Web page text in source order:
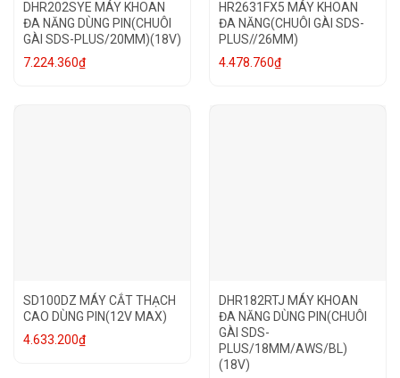
DHR202SYE MÁY KHOAN
ĐA NĂNG DÙNG PIN(CHUÔI
GÀI SDS-PLUS/20MM)(18V)
7.224.360₫
HR2631FX5 MÁY KHOAN
ĐA NĂNG(CHUÔI GÀI SDS-
PLUS//26MM)
4.478.760₫
SD100DZ MÁY CẮT THẠCH
CAO DÙNG PIN(12V MAX)
4.633.200₫
DHR182RTJ MÁY KHOAN
ĐA NĂNG DÙNG PIN(CHUÔI
GÀI SDS-
PLUS/18MM/AWS/BL)
(18V)